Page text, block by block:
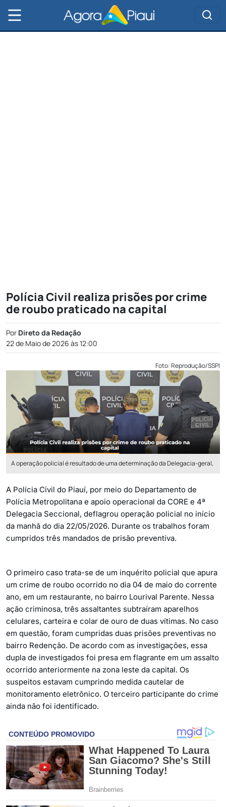
Polícia Civil realiza prisões por crime
de roubo praticado na capital
Por Direto da Redação
22 de Maio de 2026 às 12:00
Foto: Reprodução/SSPI
A operação policial é resultado de uma determinação da Delegacia-geral,
A Polícia Civil do Piauí, por meio do Departamento de
Polícia Metropolitana e apoio operacional da CORE e 4ª
Delegacia Seccional, deflagrou operação policial no início
da manhã do dia 22/05/2026. Durante os trabalhos foram
cumpridos três mandados de prisão preventiva.
O primeiro caso trata-se de um inquérito policial que apura
um crime de roubo ocorrido no dia 04 de maio do corrente
ano, em um restaurante, no bairro Lourival Parente. Nessa
ação criminosa, três assaltantes subtraíram aparelhos
celulares, carteira e colar de ouro de duas vítimas. No caso
em questão, foram cumpridas duas prisões preventivas no
bairro Redenção. De acordo com as investigações, essa
dupla de investigados foi presa em flagrante em um assalto
ocorrido anteriormente na zona leste da capital. Os
suspeitos estavam cumprindo medida cautelar de
monitoramento eletrônico. O terceiro participante do crime
ainda não foi identificado.